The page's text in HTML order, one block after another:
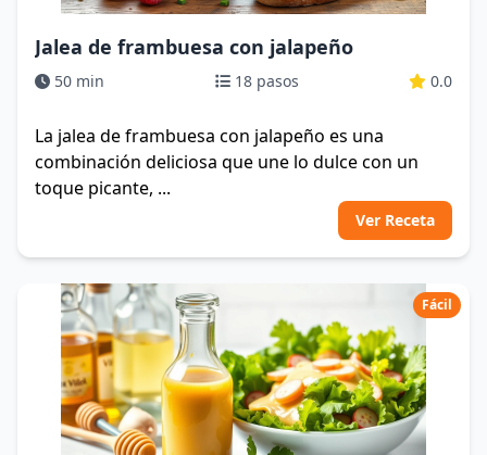
Jalea de frambuesa con jalapeño
50 min 18 pasos 0.0
La jalea de frambuesa con jalapeño es una
combinación deliciosa que une lo dulce con un
toque picante, ...
Ver Receta
Fácil